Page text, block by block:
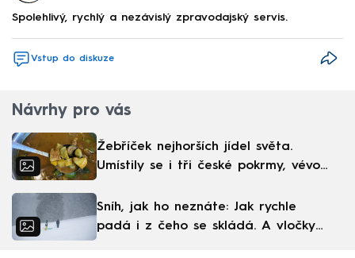
Spolehlivý, rychlý a nezávislý zpravodajský servis.
Vstup do diskuze
Návrhy pro vás
Žebříček nejhorších jídel světa.
Umístily se i tři české pokrmy, vévodí
Sníh, jak ho neznáte: Jak rychle
padá i z čeho se skládá. A vločky